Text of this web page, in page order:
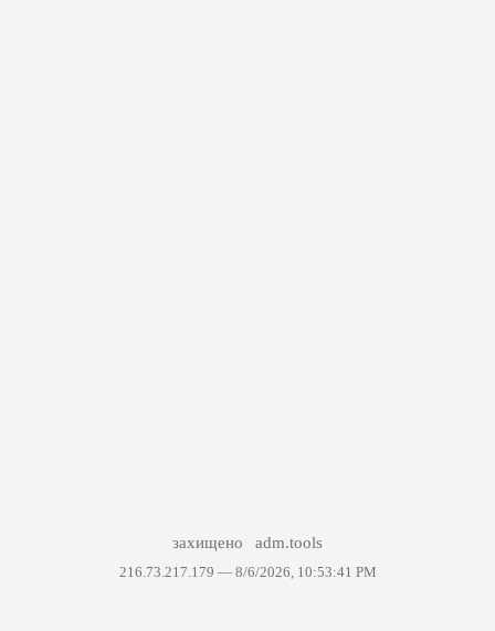
захищено adm.tools
216.73.217.179 — 8/6/2026, 10:53:41 PM